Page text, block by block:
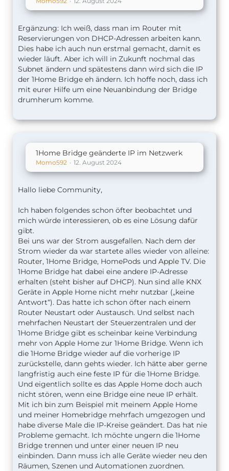
Ergänzung: Ich weiß, dass man im Router mit
Reservierungen von DHCP-Adressen arbeiten kann.
Dies habe ich auch nun erstmal gemacht, damit es
wieder läuft. Aber ich will in Zukunft nochmal das
Subnet ändern und spätestens dann wird sich die IP
der 1Home Bridge eh ändern. Ich hoffe noch, dass ich
mit eurer Hilfe um eine Neuanbindung der Bridge
drumherum komme.
1Home Bridge geänderte IP im Netzwerk
Momo592 12. August 2024
Hallo liebe Community,
Ich haben folgendes schon öfter beobachtet und
mich würde interessieren, ob es eine Lösung dafür
gibt.
Bei uns war der Strom ausgefallen. Nach dem der
Strom wieder da war startete alles wieder von alleine:
Router, 1Home Bridge, HomePods und Apple TV. Die
1Home Bridge hat dabei eine andere IP-Adresse
erhalten (steht bisher auf DHCP). Nun sind alle KNX
Geräte in Apple Home nicht mehr nutzbar („keine
Antwort“). Das hatte ich schon öfter nach einem
Router Neustart oder Austausch. Und selbst nach
mehrfachen Neustart der Steuerzentralen und der
1Home Bridge gibt es scheinbar keine Verbindung
mehr von Apple Home zur 1Home Bridge. Wenn ich
die 1Home Bridge wieder auf die vorherige IP
zurückstelle, dann gehts wieder. Ich hätte aber gerne
langfristig auch eine feste IP für die 1Home Bridge.
Und eigentlich sollte es das Apple Home doch auch
nicht stören, wenn eine Bridge eine neue IP erhält.
Mit ich bin zum Beispiel mit meinem Apple Home
und meiner Homebridge mehrfach umgezogen und
habe diverse Male die IP-Kreise geändert. Das hat nie
Probleme gemacht. Ich möchte ungern die 1Home
Bridge trennen und unter einer neuen IP neu
einbinden. Dann muss ich alle Geräte wieder neu den
Räumen, Szenen und Automationen zuordnen.